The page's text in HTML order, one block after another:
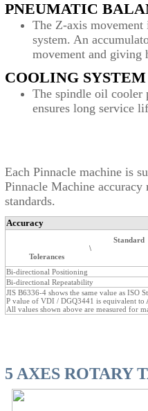
PNEUMATIC
The Z-axis movement
system. An
movement and
COOLING
The spindle oil cooler
ensures long service
Each Pinnacle machine is
Pinnacle Machine accuracy
standards.
Accuracy
Standard
\
Tolerances
Bi-directional Positioning
Bi-directional Repeatability
JIS B6336-4 shows the same value as ISO
P value of VDI / DGQ3441 is equivalent to
All values shown above are measured for
5 AXES ROTARY